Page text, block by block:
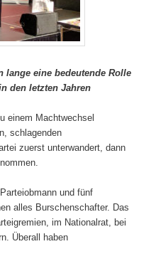
lange eine bedeutende Rolle
den letzten Jahren
einem Machtwechsel
schlagenden
zuerst unterwandert, dann
und fünf
alles Burschenschafter. Das
im Nationalrat, bei
Überall haben